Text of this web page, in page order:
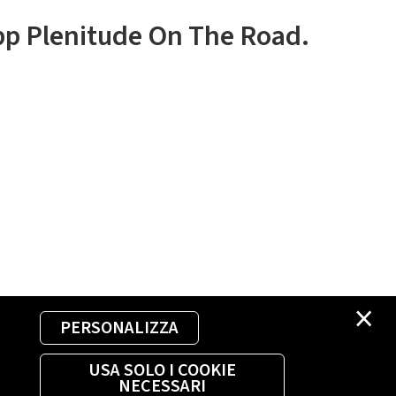
×
PERSONALIZZA
USA SOLO I COOKIE
NECESSARI
Plenitude On The Road.